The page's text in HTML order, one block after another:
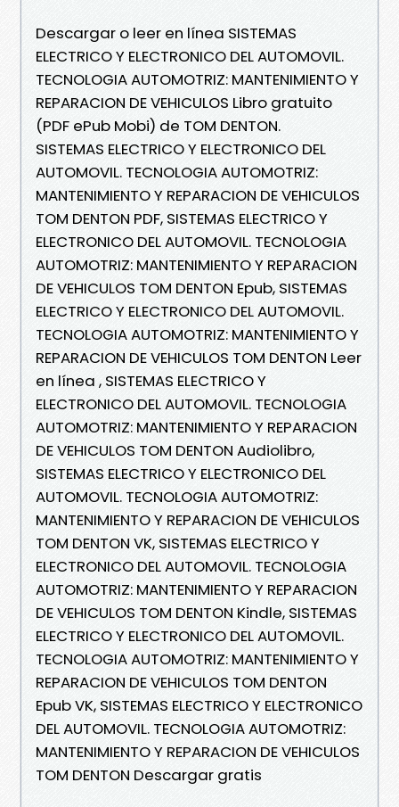
Descargar o leer en línea SISTEMAS
ELECTRICO Y ELECTRONICO DEL AUTOMOVIL.
TECNOLOGIA AUTOMOTRIZ: MANTENIMIENTO Y
REPARACION DE VEHICULOS Libro gratuito
(PDF ePub Mobi) de TOM DENTON.
SISTEMAS ELECTRICO Y ELECTRONICO DEL
AUTOMOVIL. TECNOLOGIA AUTOMOTRIZ:
MANTENIMIENTO Y REPARACION DE VEHICULOS
TOM DENTON PDF, SISTEMAS ELECTRICO Y
ELECTRONICO DEL AUTOMOVIL. TECNOLOGIA
AUTOMOTRIZ: MANTENIMIENTO Y REPARACION
DE VEHICULOS TOM DENTON Epub, SISTEMAS
ELECTRICO Y ELECTRONICO DEL AUTOMOVIL.
TECNOLOGIA AUTOMOTRIZ: MANTENIMIENTO Y
REPARACION DE VEHICULOS TOM DENTON Leer
en línea , SISTEMAS ELECTRICO Y
ELECTRONICO DEL AUTOMOVIL. TECNOLOGIA
AUTOMOTRIZ: MANTENIMIENTO Y REPARACION
DE VEHICULOS TOM DENTON Audiolibro,
SISTEMAS ELECTRICO Y ELECTRONICO DEL
AUTOMOVIL. TECNOLOGIA AUTOMOTRIZ:
MANTENIMIENTO Y REPARACION DE VEHICULOS
TOM DENTON VK, SISTEMAS ELECTRICO Y
ELECTRONICO DEL AUTOMOVIL. TECNOLOGIA
AUTOMOTRIZ: MANTENIMIENTO Y REPARACION
DE VEHICULOS TOM DENTON Kindle, SISTEMAS
ELECTRICO Y ELECTRONICO DEL AUTOMOVIL.
TECNOLOGIA AUTOMOTRIZ: MANTENIMIENTO Y
REPARACION DE VEHICULOS TOM DENTON
Epub VK, SISTEMAS ELECTRICO Y ELECTRONICO
DEL AUTOMOVIL. TECNOLOGIA AUTOMOTRIZ:
MANTENIMIENTO Y REPARACION DE VEHICULOS
TOM DENTON Descargar gratis